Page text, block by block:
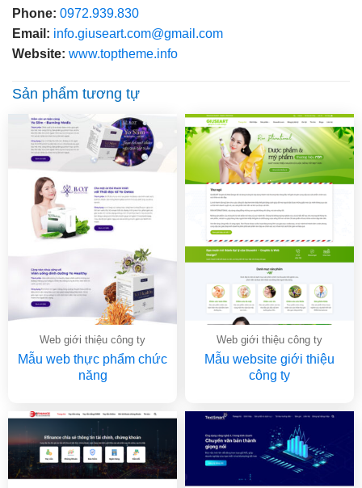
Phone: 0972.939.830
Email: info.giuseart.com@gmail.com
Website: www.toptheme.info
Sản phẩm tương tự
Web giới thiệu công ty
Mẫu web thực phẩm chức
năng
Web giới thiệu công ty
Mẫu website giới thiệu
công ty